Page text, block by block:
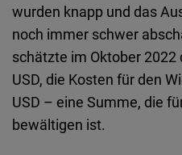
wurden knapp und das
noch immer schwer
schätzte im Oktober
USD, die Kosten für den
USD – eine Summe, die
bewältigen ist.